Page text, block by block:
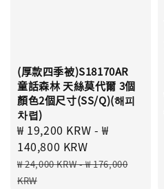
(厚款四季被)S18170AR
童話森林 天絲莫代爾 3個
顏色2個尺寸(SS/Q)(해피
차렵)
Sale
price
₩ 19,200 KRW -₩
140,800 KRW
Regular
price
₩ 24,000 KRW-₩ 176,000
KRW